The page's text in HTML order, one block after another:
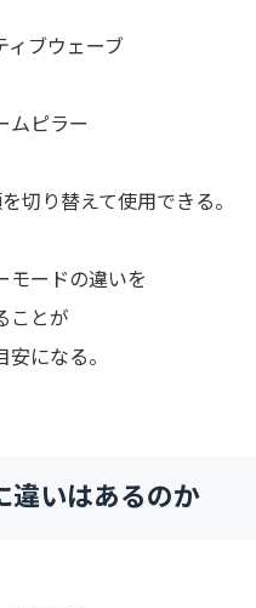
ィブウェーブ
ムピラー
切り替えて使用できる。
モードの違いを
ことが
になる。
違いはあるのか